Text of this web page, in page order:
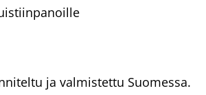
ja valmistettu Suomessa.